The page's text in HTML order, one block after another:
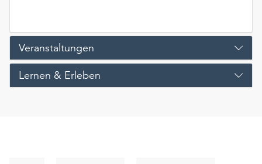
Veranstaltungen
Lernen & Erleben